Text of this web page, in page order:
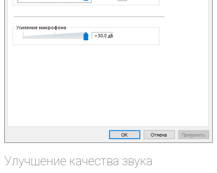
Улучшение качества звука